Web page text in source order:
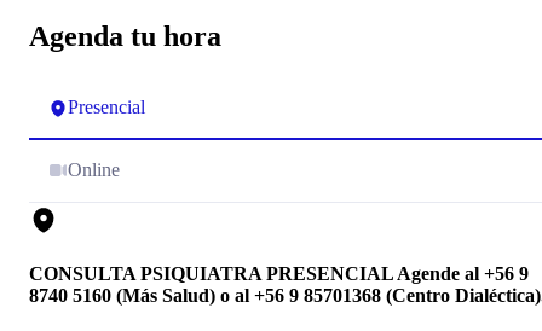
Agenda tu hora
Presencial
Online
CONSULTA PSIQUIATRA PRESENCIAL Agende al +56 9
8740 5160 (Más Salud) o al +56 9 85701368 (Centro